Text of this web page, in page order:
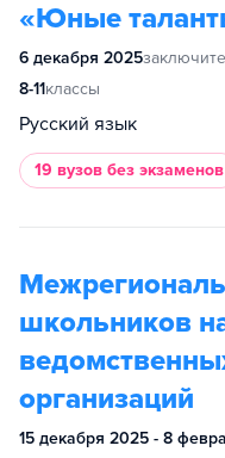
«Юные
6 декабря 2025
8-11классы
Русский язык
19 вузов без экзаменов
школьников
организаций
15 декабря 2025 - 8